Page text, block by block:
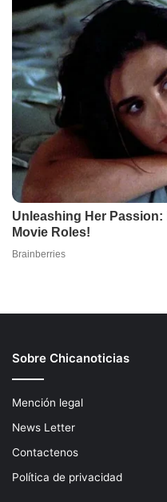
Sobre Chicanoticias
Mención legal
News Letter
Contactenos
Política de privacidad